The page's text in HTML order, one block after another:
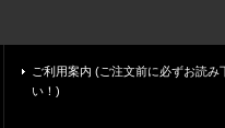
ご利用案内 (ご注文前に必ずお読み
い！)